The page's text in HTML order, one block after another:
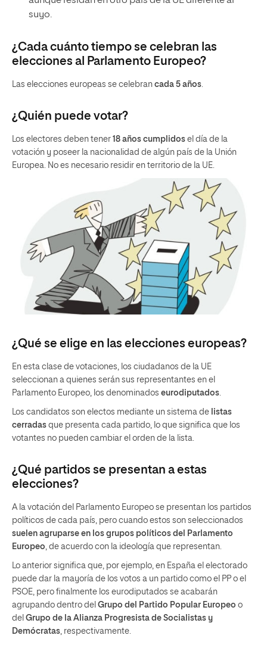
suyo.
¿Cada cuánto tiempo se celebran las
elecciones al Parlamento Europeo?
Las elecciones europeas se celebran cada 5 años
¿Quién puede votar?
Los electores deben tener 18 años cumplidos el día de la
votación y poseer la nacionalidad de algún país de la Unión
Europea. No es necesario residir en territorio de la UE.
¿Qué se elige en las elecciones europeas?
En esta clase de votaciones, los ciudadanos de la UE
seleccionan a quienes serán sus representantes en el
Parlamento Europeo, los denominados eurodiputados.
Los candidatos son electos mediante un sistema de listas
cerradas que presenta cada partido, lo que significa que los
votantes no pueden cambiar el orden de la lista.
¿Qué partidos se presentan a estas
elecciones?
A la votación del Parlamento Europeo se presentan los partidos
políticos de cada país, pero cuando estos son seleccionados
suelen agruparse en los grupos políticos del Parlamento
Europeo, de acuerdo con la ideología que representan.
Lo anterior significa que, por ejemplo, en España el electorado
puede dar la mayoría de los votos a un partido como el PP o el
PSOE, pero finalmente los eurodiputados se acabarán
agrupando dentro del Grupo del Partido Popular Europeo o
del Grupo de la Alianza Progresista de Socialistas y
Demócratas, respectivamente.